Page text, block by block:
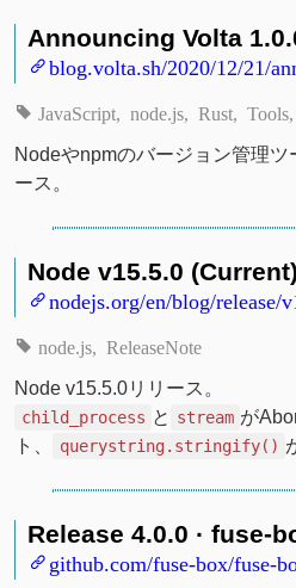
Announcing Volta
blog.volta.sh/2020/12/21/
JavaScript node.js Rust Tools
Nodeやnpmのバージョン管理ツ
ース。
Node v15.5.0
nodejs.org/en/blog/release/
node.js ReleaseNote
Node v15.5.0リリース。
child_process と stream が
ト、
querystring.stringify()
Release 4.0.0 · fuse-
github.com/fuse-box/fuse-